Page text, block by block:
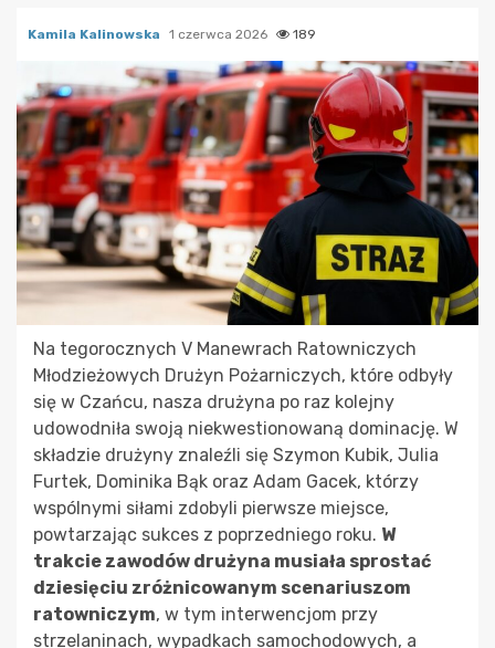
Kamila Kalinowska 1 czerwca 2026 189
Na tegorocznych V Manewrach Ratowniczych
Młodzieżowych Drużyn Pożarniczych, które odbyły
się w Czańcu, nasza drużyna po raz kolejny
udowodniła swoją niekwestionowaną dominację. W
składzie drużyny znaleźli się Szymon Kubik, Julia
Furtek, Dominika Bąk oraz Adam Gacek, którzy
wspólnymi siłami zdobyli pierwsze miejsce,
powtarzając sukces z poprzedniego roku. W
trakcie zawodów drużyna musiała sprostać
dziesięciu zróżnicowanym scenariuszom
ratowniczym, w tym interwencjom przy
strzelaninach, wypadkach samochodowych, a